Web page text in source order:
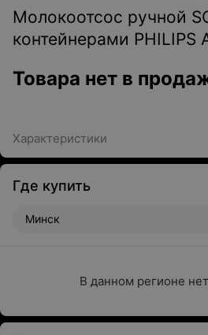
Молокоотсос ручной
контейнерами PHILIPS
Товара нет в
Характеристики
Где купить
Минск
В данном регионе